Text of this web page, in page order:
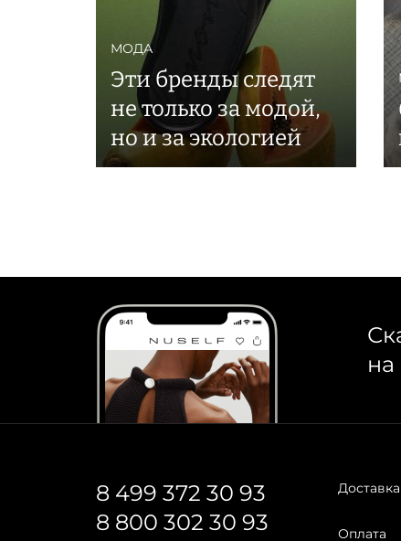
МОДА
Эти бренды следят
не только за модой,
но и за экологией
на
8 499 372 30 93
8 800 302 30 93
Доставка
Оплата